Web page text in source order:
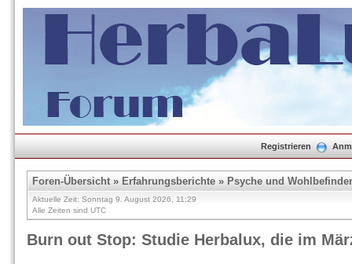
Registrieren
Foren-Übersicht» Erfahrungsberichte » Psyche und
Aktuelle Zeit: Sonntag 9. August 2026, 11:29
Alle Zeiten sind UTC
Burn out Stop: Studie Herbalux, die im